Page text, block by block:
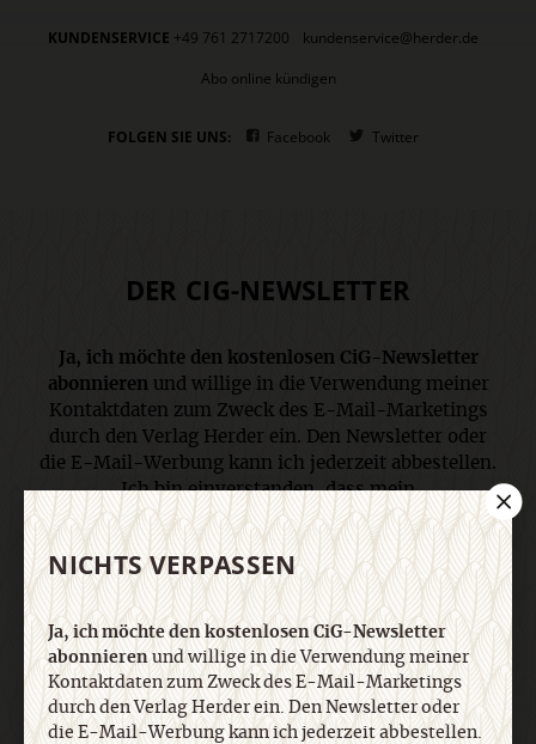
KUNDENSERVICE +49 761 2717200
kundenservice@herder.de
Abo online kündigen
FOLGEN SIE UNS: Facebook Twitter
DER CIG-NEWSLETTER
Ja, ich möchte den kostenlosen CiG-Newsletter
abonnieren und willige in die Verwendung meiner
Kontaktdaten zum Zweck des E-Mail-Marketings
durch den Verlag Herder ein. Den Newsletter oder
die E-Mail-Werbung kann ich jederzeit abbestellen.
Ich bin einverstanden, dass mein
personenbezogenes Nutzungsverhalten in
Newsletter und E-Mail-Werbung erfasst und
ausgewertet wird, um die Inhalte besser auf meine
Interessen auszurichten. Über einen Link in
Newsletter oder E-Mail kann ich diese Funktion
jederzeit ausschalten. Weiterführende
Informationen finden Sie in unseren
Datenschutzhinweisen.
NICHTS VERPASSEN
Ja, ich möchte den kostenlosen CiG-Newsletter
abonnierenund willige in die Verwendung meiner
Kontaktdaten zum Zweck des E-Mail-Marketings
durch den Verlag Herder ein. Den Newsletter oder
die E-Mail-Werbung kann ich jederzeit abbestellen.